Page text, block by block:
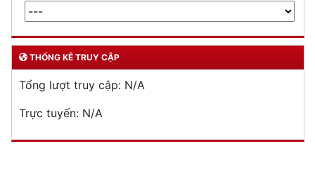
THỐNG KÊ TRUY CẬP
Tổng lượt truy cập: N/A
Trực tuyến: N/A